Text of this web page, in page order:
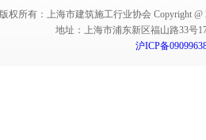
版权所有：上海市建筑施工行业协会 Copyright @
地址：上海市浦东新区福山路33号
沪ICP备